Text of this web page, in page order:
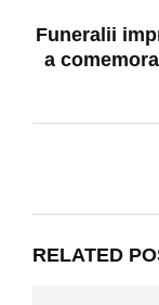
Funeralii
a
RELATED